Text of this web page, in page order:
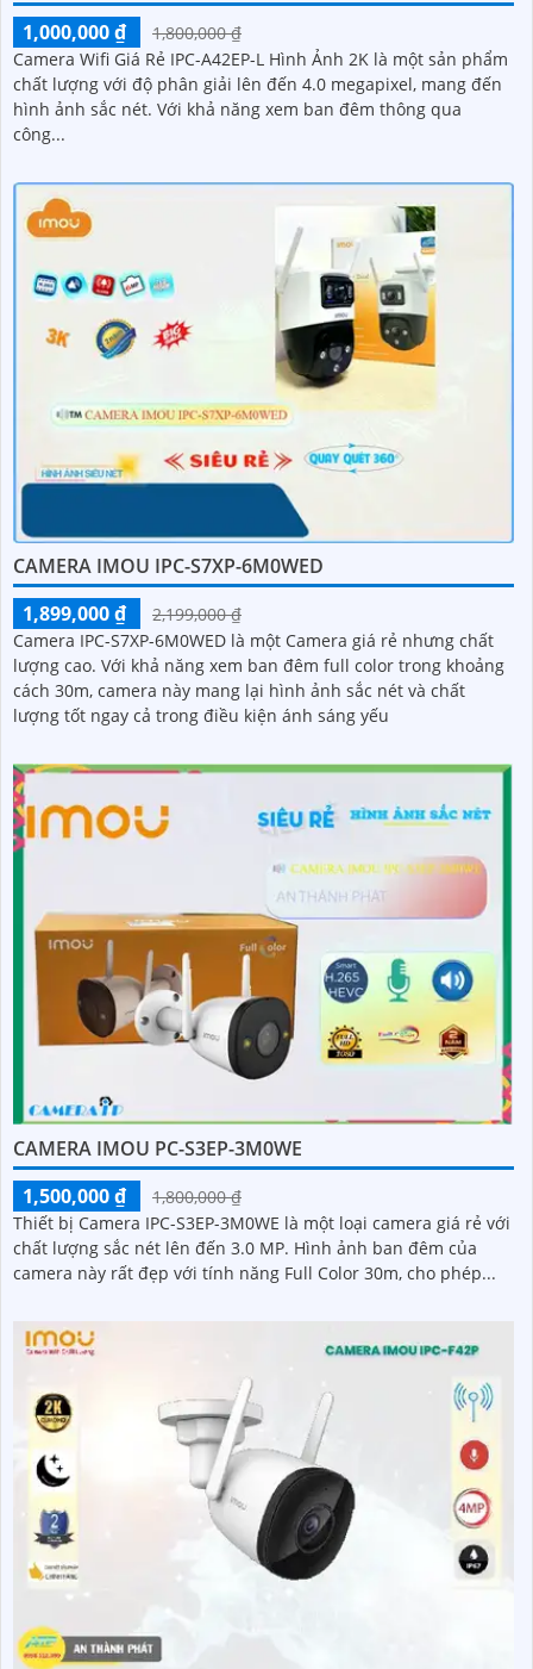
1,000,000 ₫
1,800,000 ₫
Camera Wifi Giá Rẻ IPC-A42EP-L Hình Ảnh 2K là một sản phẩm
chất lượng với độ phân giải lên đến 4.0 megapixel, mang đến
hình ảnh sắc nét. Với khả năng xem ban đêm thông qua
công...
CAMERA IMOU IPC-S7XP-6M0WED
1,899,000 ₫
2,199,000 ₫
Camera IPC-S7XP-6M0WED là một Camera giá rẻ nhưng chất
lượng cao. Với khả năng xem ban đêm full color trong khoảng
cách 30m, camera này mang lại hình ảnh sắc nét và chất
lượng tốt ngay cả trong điều kiện ánh sáng yếu
CAMERA IMOU PC-S3EP-3M0WE
1,500,000 ₫
1,800,000 ₫
Thiết bị Camera IPC-S3EP-3M0WE là một loại camera giá rẻ với
chất lượng sắc nét lên đến 3.0 MP. Hình ảnh ban đêm của
camera này rất đẹp với tính năng Full Color 30m, cho phép...